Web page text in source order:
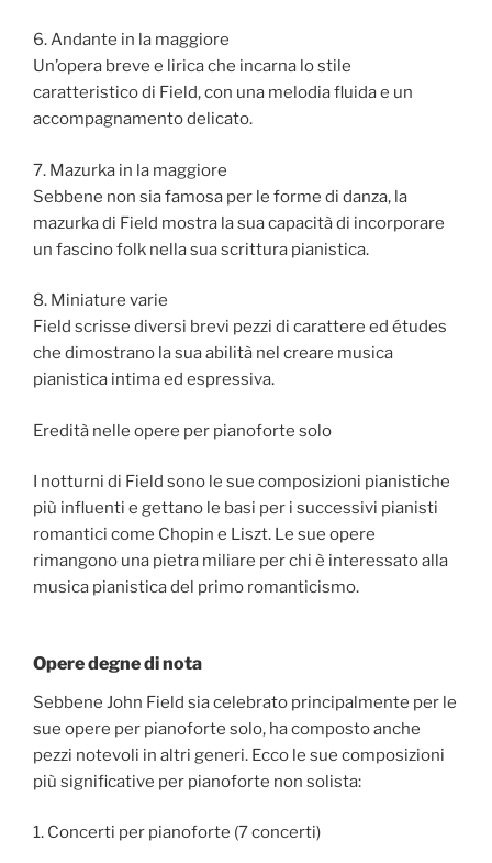
6. Andante in la maggiore
Un’opera breve e lirica che incarna lo stile
caratteristico di Field, con una melodia fluida e un
accompagnamento delicato.
7. Mazurka in la maggiore
Sebbene non sia famosa per le forme di danza, la
mazurka di Field mostra la sua capacità di incorporare
un fascino folk nella sua scrittura pianistica.
8. Miniature varie
Field scrisse diversi brevi pezzi di carattere ed études
che dimostrano la sua abilità nel creare musica
pianistica intima ed espressiva.
Eredità nelle opere per pianoforte solo
I notturni di Field sono le sue composizioni pianistiche
più influenti e gettano le basi per i successivi pianisti
romantici come Chopin e Liszt. Le sue opere
rimangono una pietra miliare per chi è interessato alla
musica pianistica del primo romanticismo.
Opere degne di nota
Sebbene John Field sia celebrato principalmente per le
sue opere per pianoforte solo, ha composto anche
pezzi notevoli in altri generi. Ecco le sue composizioni
più significative per pianoforte non solista:
1. Concerti per pianoforte (7 concerti)